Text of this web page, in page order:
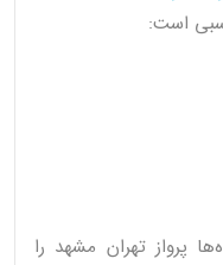
است:
پرواز تهران مشهد را